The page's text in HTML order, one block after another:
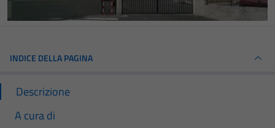
INDICE DELLA PAGINA
Descrizione
A cura di